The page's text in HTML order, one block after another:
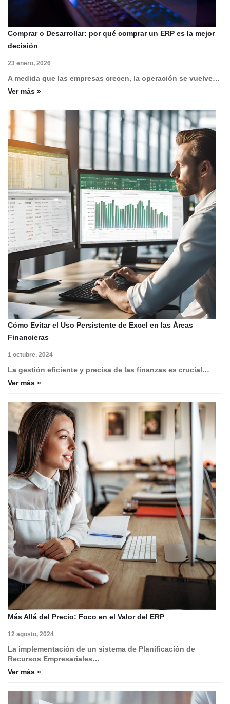
Comprar o Desarrollar: por qué comprar un ERP es la mejor
decisión
23 enero, 2026
A medida que las empresas crecen, la operación se vuelve…
Ver más »
Cómo Evitar el Uso Persistente de Excel en las Áreas
Financieras
1 octubre, 2024
La gestión eficiente y precisa de las finanzas es crucial…
Ver más »
Más Allá del Precio: Foco en el Valor del ERP
12 agosto, 2024
La implementación de un sistema de Planificación de
Recursos Empresariales…
Ver más »